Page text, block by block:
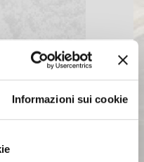
Informazioni sui cookie
SOCIETARI